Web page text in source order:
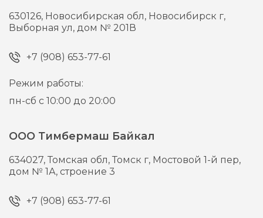
630126, Новосибирская обл, Новосибирск г,
Выборная ул, дом № 201В
+7 (908) 653-77-61
Режим работы:
пн-сб с 10:00 до 20:00
ООО Тимбермаш Байкал
634027,Томская обл, Томск г, Мостовой 1-й пер,
дом № 1А, строение 3
+7 (908) 653-77-61